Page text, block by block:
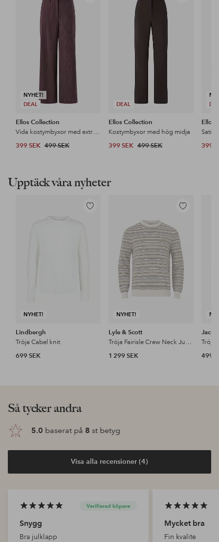
NYHET!
DEAL
Ellos Collection
Vida kostymbyxor med extra hög midja
399 SEK 499 SEK
DEAL
Ellos Collection
Kostymbyxor med hög midja
399 SEK 499 SEK
Ellos
399
Upptäck våra nyheter
NYHET!
Lägg
Lindbergh
Tröja Cabel knit
699 SEK
NYHET!
Lägg
i
favoriter
Lyle & Scott
Tröja Fairisle Crew Neck Jumper
1 299 SEK
Jack
499
Så tycker andra
5.0 baserat på 8 st betyg
Visa alla recensioner (4)
Verifierad köpare
Snygg
Bra julklapp
Mycket bra
Fin kvalite